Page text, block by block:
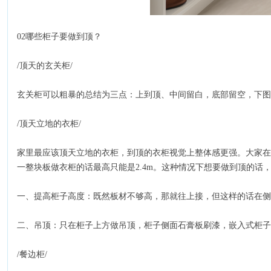
02哪些柜子要做到顶？
/顶天的玄关柜/
玄关柜可以粗暴的总结为三点：上到顶、中间留白，底部留空，下
/顶天立地的衣柜/
家里最应该顶天立地的衣柜，到顶的衣柜视觉上整体感更强。大家
一整块板做衣柜的话最高只能是2.4m。这种情况下想要做到顶的话
一、提高柜子高度：既然板材不够高，那就往上接，但这样的话在
二、吊顶：只在柜子上方做吊顶，柜子侧面石膏板刷漆，嵌入式柜
/餐边柜/